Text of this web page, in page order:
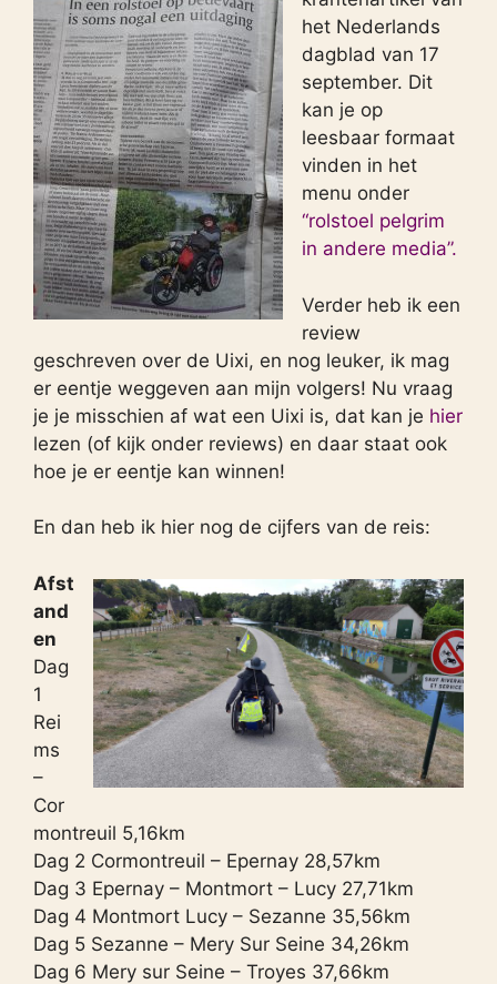
het Nederlands
dagblad van 17
september. Dit
kan je op
leesbaar formaat
vinden in het
menu onder
“rolstoel pelgrim
in andere media”.
Verder heb ik een
review
geschreven over de Uixi, en nog leuker, ik mag
er eentje weggeven aan mijn volgers! Nu vraag
je je misschien af wat een Uixi is, dat kan je hier
lezen (of kijk onder reviews) en daar staat ook
hoe je er eentje kan winnen!
En dan heb ik hier nog de cijfers van de reis:
Afst
and
en
Dag
1
Rei
ms
–
Cor
montreuil 5,16km
Dag 2 Cormontreuil – Epernay 28,57km
Dag 3 Epernay – Montmort – Lucy 27,71km
Dag 4 Montmort Lucy – Sezanne 35,56km
Dag 5 Sezanne – Mery Sur Seine 34,26km
Dag 6 Mery sur Seine – Troyes 37,66km